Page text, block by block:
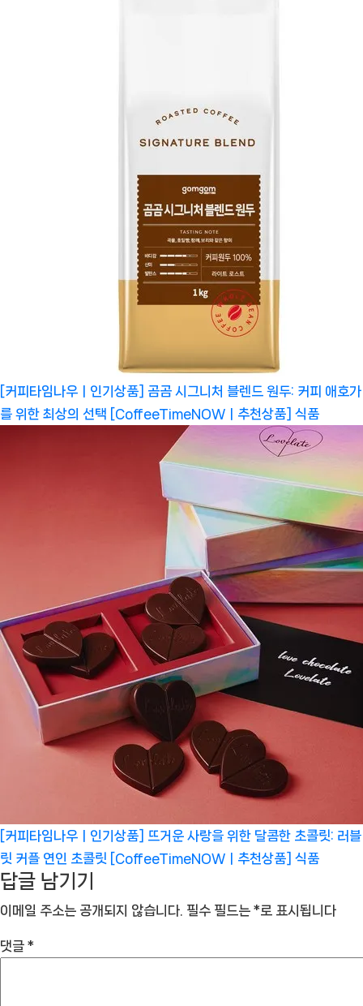
[커피타임나우ㅣ인기상품] 곰곰 시그니처 블렌드 원두: 커피 애호가
를 위한 최상의 선택 [CoffeeTimeNOWㅣ추천상품] 식품
[커피타임나우ㅣ인기상품] 뜨거운 사랑을 위한 달콤한 초콜릿: 러블
릿 커플 연인 초콜릿 [CoffeeTimeNOWㅣ추천상품] 식품
답글 남기기
이메일 주소는 공개되지 않습니다. 필수 필드는 *로 표시됩니다
댓글 *